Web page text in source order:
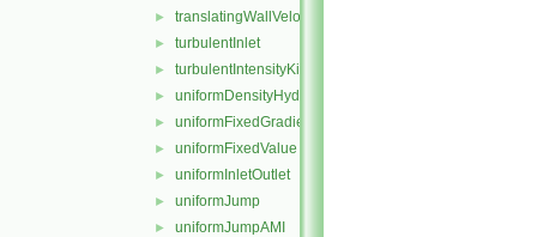
► translatingWallVelocity
► turbulentInlet
► turbulentIntensityKineticEnergyInlet
► uniformDensityHydrostaticPressure
► uniformFixedGradient
► uniformFixedValue
► uniformInletOutlet
► uniformJump
► uniformJumpAMI